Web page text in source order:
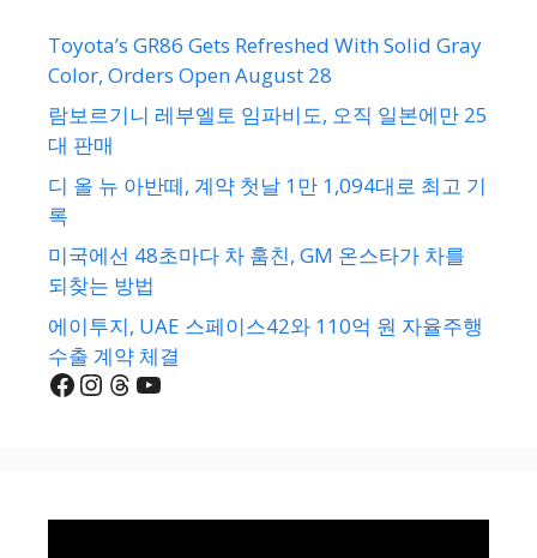
Toyota’s GR86 Gets Refreshed With Solid Gray
Color, Orders Open August 28
람보르기니 레부엘토 임파비도, 오직 일본에만 25
대 판매
디 올 뉴 아반떼, 계약 첫날 1만 1,094대로 최고 기
록
미국에선 48초마다 차 훔친, GM 온스타가 차를
되찾는 방법
에이투지, UAE 스페이스42와 110억 원 자율주행
수출 계약 체결
Facebook
Instagram
Threads
YouTube